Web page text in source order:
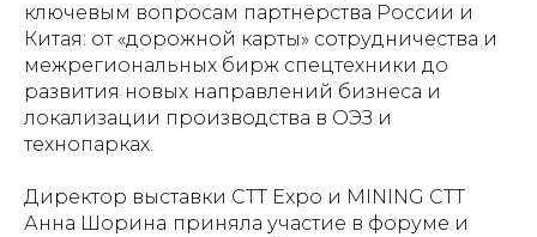
ключевым вопросам партнёрства России и
Китая: от «дорожной карты» сотрудничества и
межрегиональных бирж спецтехники до
развития новых направлений бизнеса и
локализации производства в ОЭЗ и
технопарках.
Директор выставки CTT Expo и MINING CTT
Анна Шорина приняла участие в форуме и